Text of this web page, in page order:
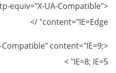
equiv="X-UA-Compatible"
content="IE=Edge" />
Compatible" content="IE=9;
IE=8; IE=5" >